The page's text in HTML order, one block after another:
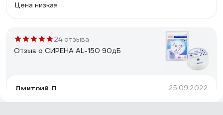
Цена низкая
24 отзыва
Отзыв о СИРЕНА AL-150 90дБ
Дмитрий Л. 25.09.2022
Мобильность, громкий звук